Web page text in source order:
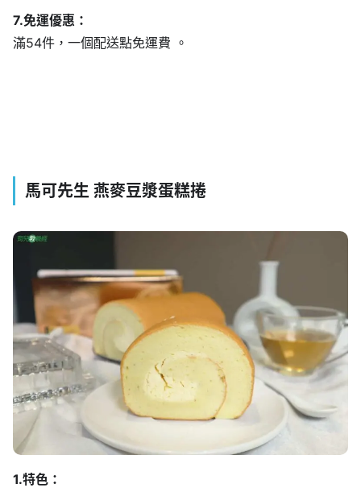
7.免運優惠：
滿54件，一個配送點免運費 。
馬可先生 燕麥豆漿蛋糕捲
1.特色：